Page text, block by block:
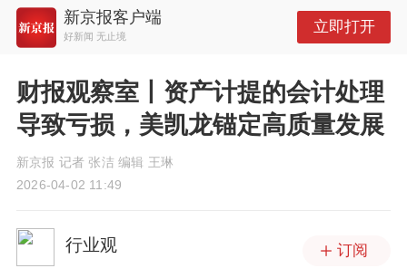
新京报客户端
好新闻 无止境
立即打开
财报观察室丨资产计提的会计处理
导致亏损，美凯龙锚定高质量发展
新京报 记者 张洁 编辑 王琳
2026-04-02 11:49
行业观 订阅